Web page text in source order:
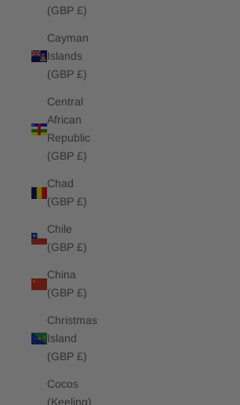
(GBP £)
Cayman
Islands
(GBP £)
Central
African
Republic
(GBP £)
Chad
(GBP £)
Chile
(GBP £)
China
(GBP £)
Christmas
Island
(GBP £)
Cocos
(Keeling)